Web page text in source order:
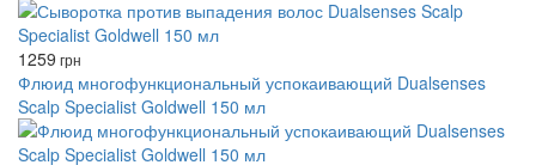
1259 грн
Флюид многофункциональный успокаивающий Dualsenses
Scalp Specialist Goldwell 150 мл